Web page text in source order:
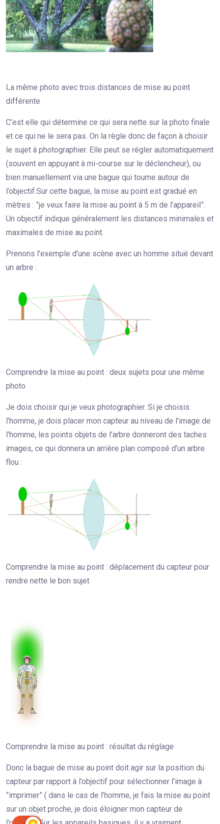
La même photo avec trois distances de mise au point
différente
C’est elle qui détermine ce qui sera nette sur la photo finale
et ce qui ne le sera pas. On la règle donc de façon à choisir
le sujet à photographier. Elle peut se régler automatiquement
(souvent en appuyant à mi-course sur le déclencheur), ou
bien manuellement via une bague qui tourne autour de
l’objectif.Sur cette bague, la mise au point est gradué en
mètres : ”je veux faire la mise au point à 5 m de l’appareil”.
Un objectif indique généralement les distances minimales et
maximales de mise au point.
Prenons l’exemple d’une scène avec un homme situé devant
un arbre :
Comprendre la mise au point : deux sujets pour une même
photo
Je dois choisir qui je veux photographier. Si je choisis
l’homme, je dois placer mon capteur au niveau de l’image de
l’homme, les points objets de l’arbre donneront des taches
images, ce qui donnera un arrière plan composé d’un arbre
flou :
Comprendre la mise au point : déplacement du capteur pour
rendre nette le bon sujet
Comprendre la mise au point : résultat du réglage
Donc la bague de mise au point doit agir sur la position du
capteur par rapport à l’objectif pour sélectionner l’image à
”imprimer” ( dans le cas de l’homme, je fais la mise au point
sur un objet proche, je dois éloigner mon capteur de